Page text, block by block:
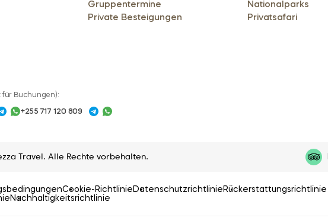
Gruppentermine
Private Besteigungen
Nationalparks
Privatsafari
für Buchungen):
+255 717 120 809
Travel. Alle Rechte vorbehalten.
Cookie-Richtlinie Datenschutzrichtlinie Rückerstattungsrichtlinie
Nachhaltigkeitsrichtlinie